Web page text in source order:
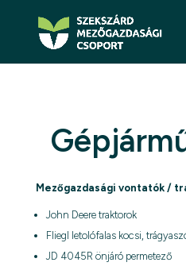
Mezőgazdasági vontatók /
John Deere traktorok
Fliegl letolófalas kocsi,
JD 4045R önjáró permetező